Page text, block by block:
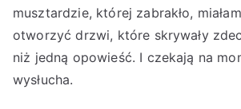
musztardzie, której zabrakło,
otworzyć drzwi, które skrywały
niż jedną opowieść. I czekają na
wysłucha.